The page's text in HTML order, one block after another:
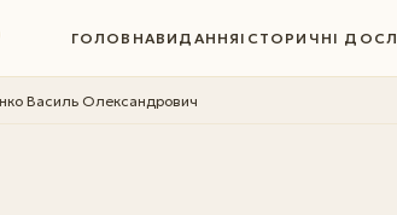
ГОЛОВНАВИДАННЯ ІСТОРИЧНІ
Василь Олександрович